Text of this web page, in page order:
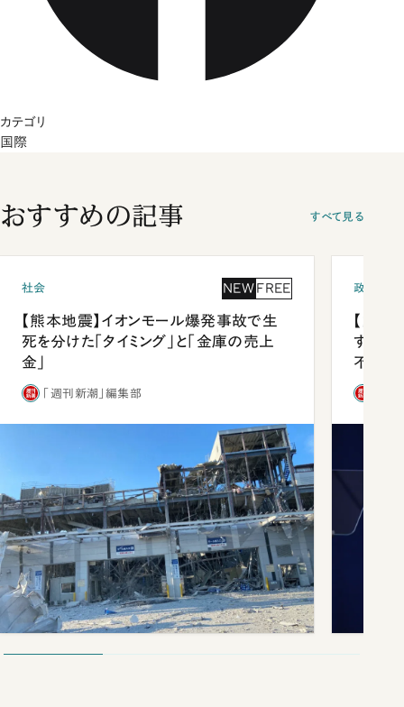
カテゴリ
国際
おすすめの記事 すべて見る
社会 NEW FREE
【熊本地震】イオンモール爆発事故で生
死を分けた「タイミング」と「金庫の売上
金」
「週刊新潮」編集部
政治
【内閣
する人
不仲説